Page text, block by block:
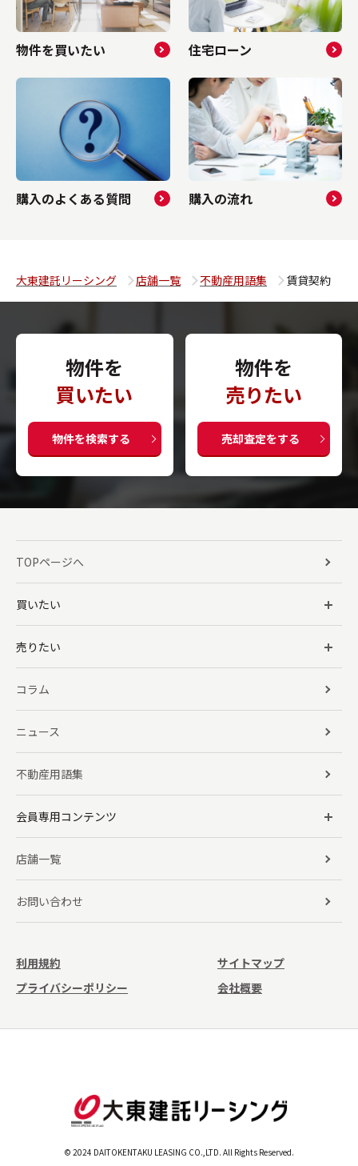
物件を買いたい 住宅ローン
購入のよくある質問 購入の流れ
大東建託リーシング 店舗一覧 不動産用語集 賃貸契約
物件を
買いたい
物件を検索する
物件を
売りたい
売却査定をする
TOPページへ
買いたい
売りたい
コラム
ニュース
不動産用語集
会員専用コンテンツ
店舗一覧
お問い合わせ
利用規約
サイトマップ
プライバシーポリシー
会社概要
© 2024 DAITOKENTAKU LEASING CO.,LTD. All Rights Reserved.